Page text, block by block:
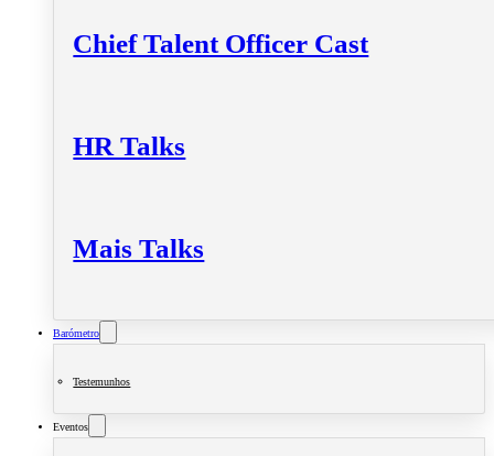
Chief Talent Officer Cast
HR Talks
Mais Talks
Barómetro
Testemunhos
Eventos